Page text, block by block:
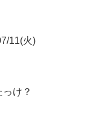
11(火)
け？